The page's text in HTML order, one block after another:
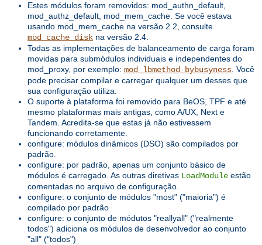
Estes módulos foram removidos: mod_authn_default,
mod_authz_default, mod_mem_cache. Se você estava
usando mod_mem_cache na versão 2.2, consulte
mod_cache_disk na versão 2.4.
Todas as implementações de balanceamento de carga foram
movidas para submódulos individuais e independentes do
mod_proxy, por exemplo: mod_lbmethod_bybusyness . Você
pode precisar compilar e carregar qualquer um desses que
sua configuração utiliza.
O suporte à plataforma foi removido para BeOS, TPF e até
mesmo plataformas mais antigas, como A/UX, Next e
Tandem. Acredita-se que estas já não estivessem
funcionando corretamente.
configure: módulos dinâmicos (DSO) são compilados por
padrão.
configure: por padrão, apenas um conjunto básico de
módulos é carregado. As outras diretivas LoadModule estão
comentadas no arquivo de configuração.
configure: o conjunto de módulos "most" ("maioria") é
compilado por padrão
configure: o conjunto de módutos "reallyall" ("realmente
todos") adiciona os módulos de desenvolvedor ao conjunto
"all" ("todos")